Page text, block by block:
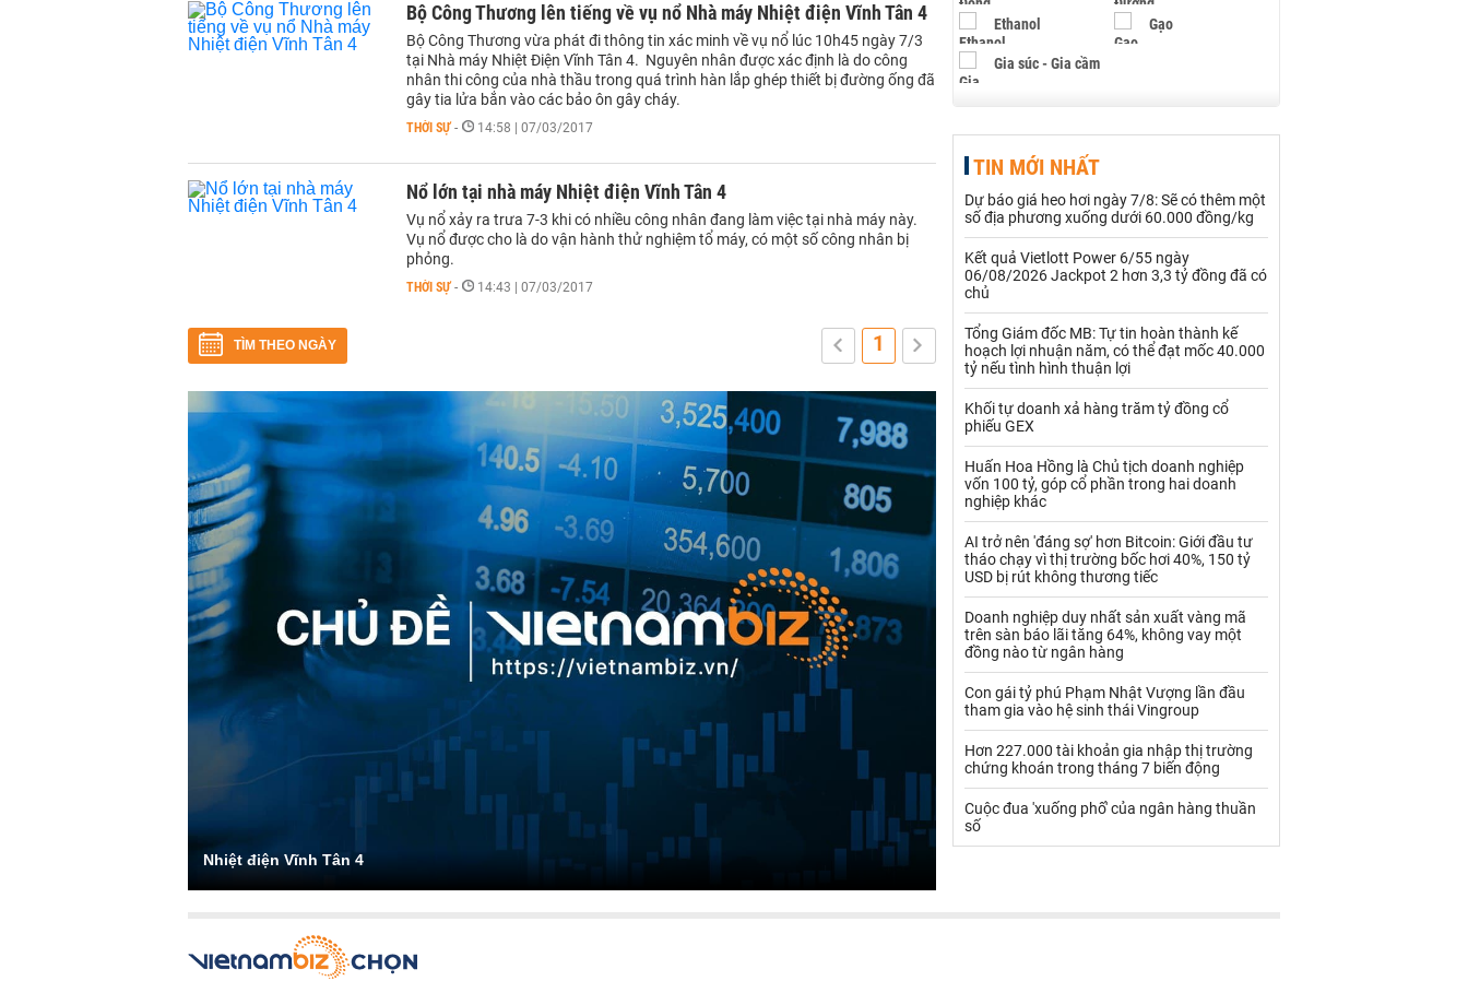
Bộ Công Thương lên tiếng về vụ nổ Nhà máy Nhiệt điện Vĩnh Tân 4
Bộ Công Thương vừa phát đi thông tin xác minh về vụ nổ lúc 10h45 ngày 7/3
tại Nhà máy Nhiệt Điện Vĩnh Tân 4. Nguyên nhân được xác định là do công
nhân thi công của nhà thầu trong quá trình hàn lắp ghép thiết bị đường ống đã
gây tia lửa bắn vào các bảo ôn gây cháy.
THỜI SỰ - 14:58 | 07/03/2017
Nổ lớn tại nhà máy Nhiệt điện Vĩnh Tân 4
Vụ nổ xảy ra trưa 7-3 khi có nhiều công nhân đang làm việc tại nhà máy này.
Vụ nổ được cho là do vận hành thử nghiệm tổ máy, có một số công nhân bị
phỏng.
THỜI SỰ - 14:43 | 07/03/2017
TÌM THEO NGÀY 1
Nhiệt điện Vĩnh Tân 4
Ethanol Gạo
Gia súc - Gia cầm
Hạt điều
Khí đốt
Kim loại khác Mắc ca
Nhựa - Hạt nhựa
Palladium Phân bón
Rau - Củ -Quả Sắt thép
Sữa
Than Thức ăn chăn nuôi
Thủy hải sản khác Tôm
Vàng
VLXD khác Xăng dầu
Xi măng - Clynker
TIN MỚI NHẤT
Dự báo giá heo hơi ngày 7/8: Sẽ có thêm một
số địa phương xuống dưới 60.000 đồng/kg
Kết quả Vietlott Power 6/55 ngày
06/08/2026 Jackpot 2 hơn 3,3 tỷ đồng đã có
chủ
Tổng Giám đốc MB: Tự tin hoàn thành kế
hoạch lợi nhuận năm, có thể đạt mốc 40.000
tỷ nếu tình hình thuận lợi
Khối tự doanh xả hàng trăm tỷ đồng cổ
phiếu GEX
Huấn Hoa Hồng là Chủ tịch doanh nghiệp
vốn 100 tỷ, góp cổ phần trong hai doanh
nghiệp khác
AI trở nên 'đáng sợ' hơn Bitcoin: Giới đầu tư
tháo chạy vì thị trường bốc hơi 40%, 150 tỷ
USD bị rút không thương tiếc
Doanh nghiệp duy nhất sản xuất vàng mã
trên sàn báo lãi tăng 64%, không vay một
đồng nào từ ngân hàng
Con gái tỷ phú Phạm Nhật Vượng lần đầu
tham gia vào hệ sinh thái Vingroup
Hơn 227.000 tài khoản gia nhập thị trường
chứng khoán trong tháng 7 biến động
Cuộc đua 'xuống phố' của ngân hàng thuần
số